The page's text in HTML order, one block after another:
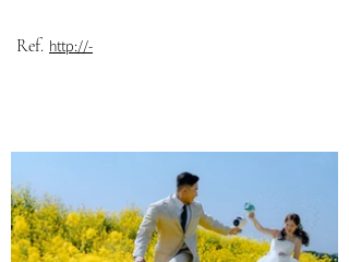
Ref. http://-